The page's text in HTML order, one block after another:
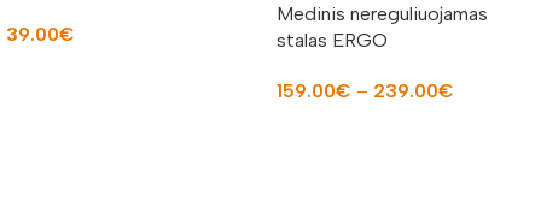
39.00€
Medinis nereguliuojamas
stalas ERGO
159.00€ – 239.00€